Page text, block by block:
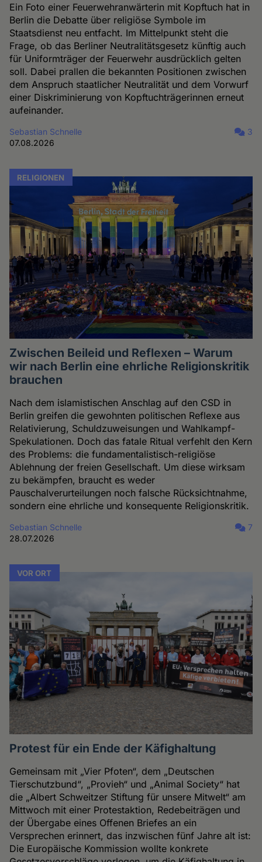
Ein Foto einer Feuerwehranwärterin mit Kopftuch hat in
Berlin die Debatte über religiöse Symbole im
Staatsdienst neu entfacht. Im Mittelpunkt steht die
Frage, ob das Berliner Neutralitätsgesetz künftig auch
für Uniformträger der Feuerwehr ausdrücklich gelten
soll. Dabei prallen die bekannten Positionen zwischen
dem Anspruch staatlicher Neutralität und dem Vorwurf
einer Diskriminierung von Kopftuchträgerinnen erneut
aufeinander.
Sebastian Schnelle
07.08.2026
3
RELIGIONEN
Zwischen Beileid und Reflexen – Warum
wir nach Berlin eine ehrliche Religionskritik
brauchen
Nach dem islamistischen Anschlag auf den CSD in
Berlin greifen die gewohnten politischen Reflexe aus
Relativierung, Schuldzuweisungen und Wahlkampf-
Spekulationen. Doch das fatale Ritual verfehlt den Kern
des Problems: die fundamentalistisch-religiöse
Ablehnung der freien Gesellschaft. Um diese wirksam
zu bekämpfen, braucht es weder
Pauschalverurteilungen noch falsche Rücksichtnahme,
sondern eine ehrliche und konsequente Religionskritik.
Sebastian Schnelle
28.07.2026
7
VOR ORT
Protest für ein Ende der Käfighaltung
Gemeinsam mit „Vier Pfoten“, dem „Deutschen
Tierschutzbund“, „Provieh“ und „Animal Society“ hat
die „Albert Schweitzer Stiftung für unsere Mitwelt“ am
Mittwoch mit einer Protestaktion, Redebeiträgen und
der Übergabe eines Offenen Briefes an ein
Versprechen erinnert, das inzwischen fünf Jahre alt ist:
Die Europäische Kommission wollte konkrete